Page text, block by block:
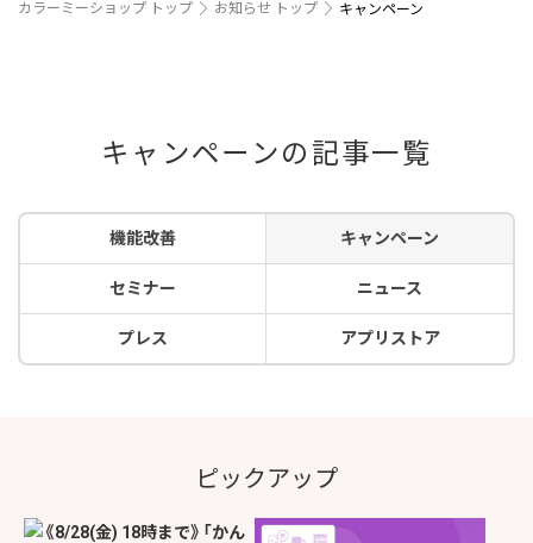
カラーミーショップ トップ お知らせ トップ キャンペーン
キャンペーンの記事一覧
機能改善 キャンペーン
セミナー ニュース
プレス アプリストア
ピックアップ